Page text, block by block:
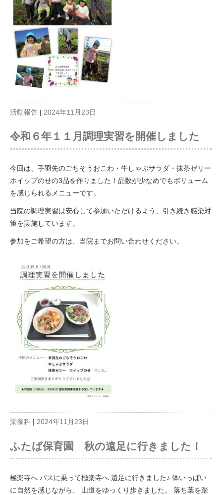
活動報告 | 2024年11月23日
令和６年１１月調理実習を開催しました
今回は、手羽先のごちそうおこわ・牛しゃぶサラダ・抹茶ゼリー
ホイップのせの3品を作りました！品数が少なめでもボリューム
を感じられるメニューです。
当院の調理実習は安心して参加いただけるよう、引き続き感染対
策を実施しています。
参加をご希望の方は、当院までお問い合わせください。
栄養科 | 2024年11月23日
ふたば保育園 秋の遠足に行きました！
極楽寺へ バスに乗って極楽寺へ 遠足に行きました♪ 体いっぱい
に自然を感じながら、 山道をゆっくり歩きました。 落ち葉を踏